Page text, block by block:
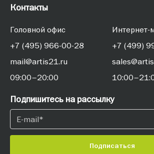
Контакты
Головной офис
+7 (495) 966-00-28
mail@artis21.ru
09:00–20:00
Интернет-
+7 (499)
Подпишитесь на рассылку
Подписаться